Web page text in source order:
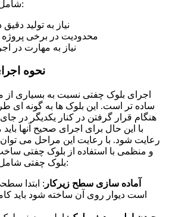
شامل موارد زیر است:
نیاز به تولید
محدودیت در برخی
نیاز به مهارت در
نحوه
اجرای بلوک چفتی نسبت به بسیاری از
ساده تر است. این بلوک ها به گونه ای
هنگام قرار گرفتن در کنار یکدیگر در جای
با این حال برای اجرای صحیح آنها
رعایت شود. با رعایت این مراحل می توان
و منظمی با استفاده از بلوک چفتی
بلوک چفتی شامل موارد زیر است:
آماده سازی سطح زیرکار : ابتدا
است دیوار روی آن ساخته شود باید